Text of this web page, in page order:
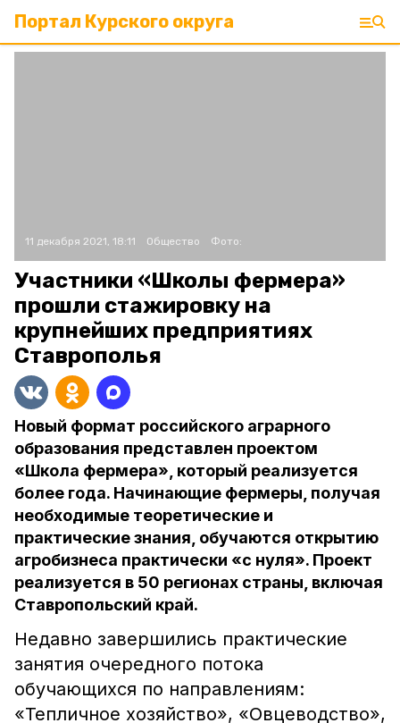
Портал Курского округа
11 декабря 2021, 18:11 Общество Фото:
Участники «Школы фермера»
прошли стажировку на
крупнейших предприятиях
Ставрополья
Новый формат российского аграрного
образования представлен проектом
«Школа фермера», который реализуется
более года. Начинающие фермеры, получая
необходимые теоретические и
практические знания, обучаются открытию
агробизнеса практически «с нуля». Проект
реализуется в 50 регионах страны, включая
Ставропольский край.
Недавно завершились практические
занятия очередного потока
обучающихся по направлениям:
«Тепличное хозяйство», «Овцеводство»,